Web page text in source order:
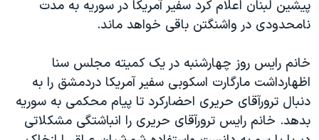
فرهنگ و زندگی
اقتصادی
علم و فناوری
اسرائیل در جنگ
مستندها
حمله جمهوری اسلامی به اسرائیل
رمز مهسا
ورزش زنان در ایران
دنبال کنید
زبانهای مختلف
پيشين لبنان اعلام کرد سفير آمريکا در سوريه به مدت
نامحدودی در واشنگتن باقی خواهد ماند.
خانم رايس روز چهارشنبه در يک کميته مجلس سنا
اظهارداشت مارگارت اسکوبی سفير آمريکا دردمشق را به
دنبال ترورآقای حريری احضارکرد تا پيام محکمی به سوريه
بدهد. خانم رايس ترورآقای حريری را انباشتگی مشکلاتی